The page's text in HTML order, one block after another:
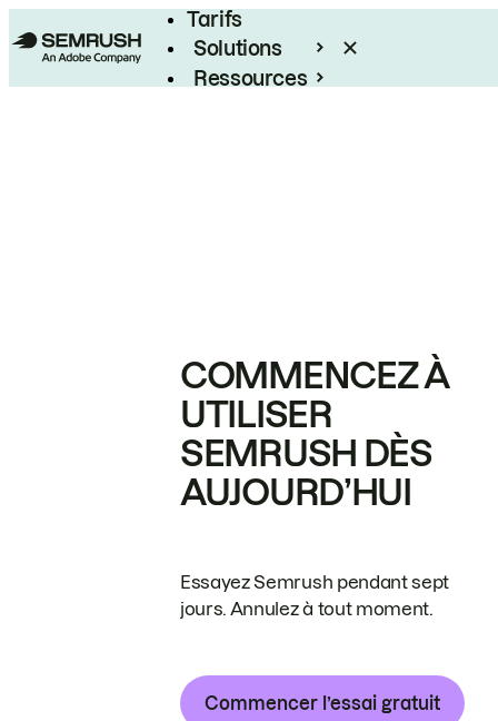
Tarifs
Solutions
Ressources
COMMENCEZ À
UTILISER
SEMRUSH DÈS
AUJOURD’HUI
Essayez Semrush pendant sept
jours. Annulez à tout moment.
Commencer l’essai gratuit